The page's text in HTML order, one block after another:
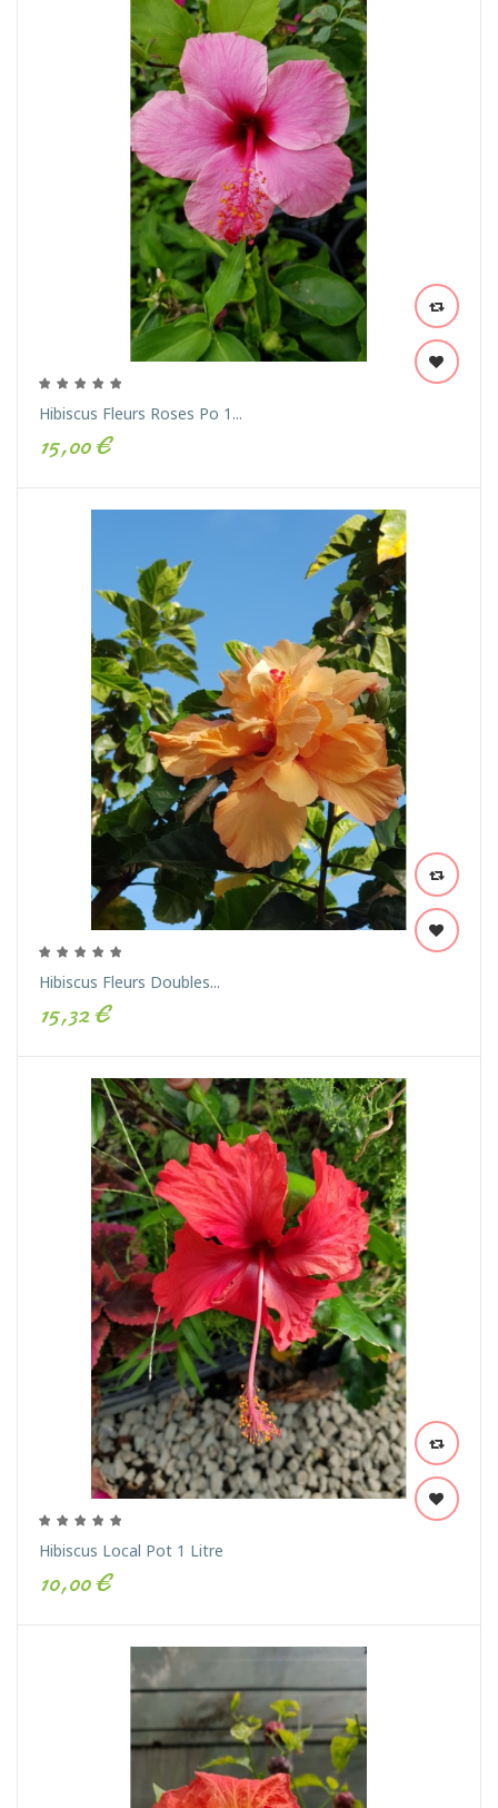
Hibiscus Fleurs Roses Po 1...
15,00 €
Hibiscus Fleurs Doubles...
15,32 €
Hibiscus Local Pot 1 Litre
10,00 €